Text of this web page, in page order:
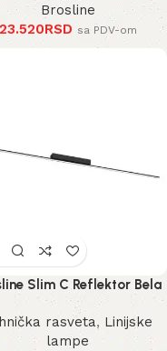
Brosline
23.520RSD sa PDV-om
Slim C Reflektor Bela
1200 mm 40 mm 1290
mm
rasveta, Linijske
lampe